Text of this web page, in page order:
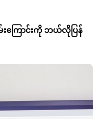
ကြောင်းကို ဘယ်လိုပြန်